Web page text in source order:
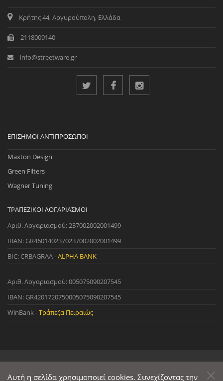
Κρήτης 44, Αργυρούπολη, Ελλάδα
2118009140
info@streetware.gr
ΕΠΊΣΗΜΟΙ ΑΝΤΙΠΡΌΣΩΠΟΙ
Maxton Design
Green Filters
Wagner Tuning
ΤΡΑΠΕΖΙΚΟΊ ΛΟΓΑΡΙΑΣΜΟΊ
Αριθ. Λογαριασμού: 237002002001499
IBAN: GR4601402370237002002001499
BIC: CRBAGRAA -ALPHA BANK
Αριθ. Λογαριασμού: 005075090207545
IBAN: GR4201720750005075090207545
WinBank -Τράπεζα Πειραιώς
© 2022 StreetWare. All Rights Reserved. | Designed and Developedby
Primesoft&CodeCave
Αυτή η σελίδα χρησιμοποιεί cookies. Συνεχίζοντας την